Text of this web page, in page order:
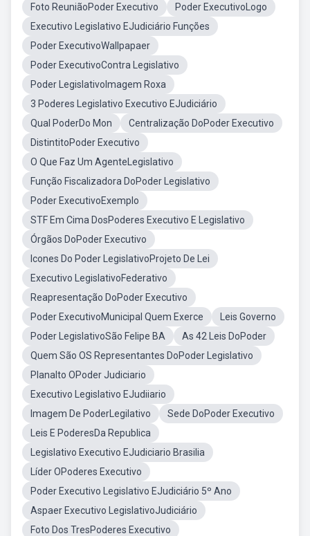
Foto ReuniãoPoder Executivo
Poder ExecutivoLogo
Executivo Legislativo EJudiciário Funções
Poder ExecutivoWallpapaer
Poder ExecutivoContra Legislativo
Poder LegislativoImagem Roxa
3 Poderes Legislativo Executivo EJudiciário
Qual PoderDo Mon
Centralização DoPoder Executivo
DistintitoPoder Executivo
O Que Faz Um AgenteLegislativo
Função Fiscalizadora DoPoder Legislativo
Poder ExecutivoExemplo
STF Em Cima DosPoderes Executivo E Legislativo
Órgãos DoPoder Executivo
Icones Do Poder LegislativoProjeto De Lei
Executivo LegislativoFederativo
Reapresentação DoPoder Executivo
Poder ExecutivoMunicipal Quem Exerce
Leis Governo
Poder LegislativoSão Felipe BA
As 42 Leis DoPoder
Quem São OS Representantes DoPoder Legislativo
Planalto OPoder Judiciario
Executivo Legislativo EJudiiario
Imagem De PoderLegilativo
Sede DoPoder Executivo
Leis E PoderesDa Republica
Legislativo Executivo EJudiciario Brasilia
Líder OPoderes Executivo
Poder Executivo Legislativo EJudiciário 5º Ano
Aspaer Executivo LegislativoJudiciário
Foto Dos TresPoderes Executivo